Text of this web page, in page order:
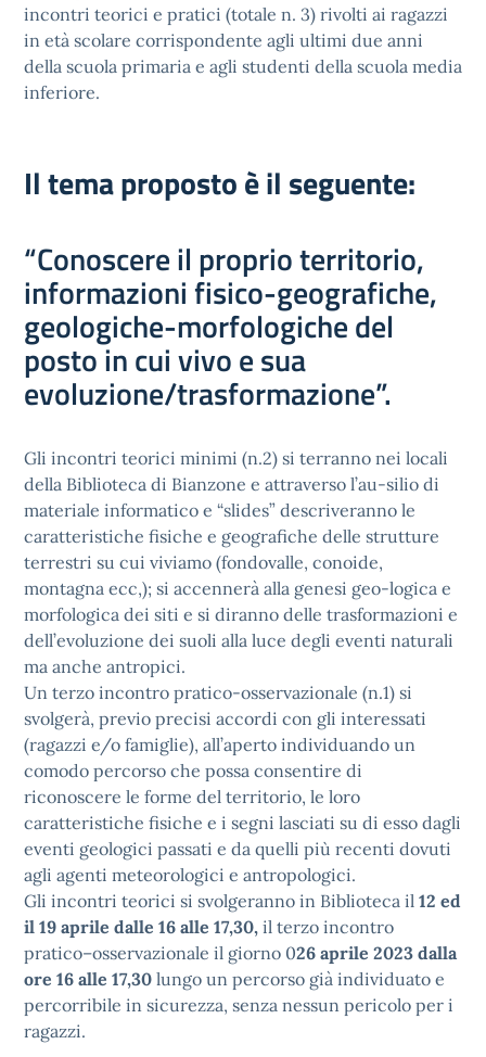
incontri teorici e pratici (totale n. 3) rivolti ai ragazzi
in età scolare corrispondente agli ultimi due anni
della scuola primaria e agli studenti della scuola media
inferiore.
Il tema proposto è il seguente:
“Conoscere il proprio territorio,
informazioni fisico-geografiche,
geologiche-morfologiche del
posto in cui vivo e sua
evoluzione/trasformazione”.
Gli incontri teorici minimi (n.2) si terranno nei locali
della Biblioteca di Bianzone e attraverso l’au-silio di
materiale informatico e “slides” descriveranno le
caratteristiche fisiche e geografiche delle strutture
terrestri su cui viviamo (fondovalle, conoide,
montagna ecc,); si accennerà alla genesi geo-logica e
morfologica dei siti e si diranno delle trasformazioni e
dell’evoluzione dei suoli alla luce degli eventi naturali
ma anche antropici.
Un terzo incontro pratico-osservazionale (n.1) si
svolgerà, previo precisi accordi con gli interessati
(ragazzi e/o famiglie), all’aperto individuando un
comodo percorso che possa consentire di
riconoscere le forme del territorio, le loro
caratteristiche fisiche e i segni lasciati su di esso dagli
eventi geologici passati e da quelli più recenti dovuti
agli agenti meteorologici e antropologici.
Gli incontri teorici si svolgeranno in Biblioteca il 12 ed
il 19 aprile dalle 16 alle 17,30, il terzo incontro
pratico–osservazionale il giorno 026 aprile 2023 dalla
ore 16 alle 17,30 lungo un percorso già individuato e
percorribile in sicurezza, senza nessun pericolo per i
ragazzi.